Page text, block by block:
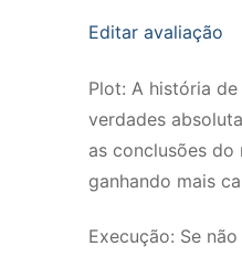
Editar avaliação
Plot: A história
verdades
as conclusões
ganhando mais
Execução: Se